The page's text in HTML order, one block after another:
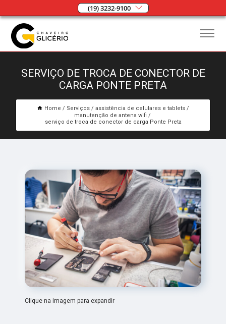
(19) 3232-9100
SERVIÇO DE TROCA DE CONECTOR DE
CARGA PONTE PRETA
Home Serviços
assistência de celulares e tablets
manutenção de antena wifi
serviço de troca de conector de carga Ponte Preta
Clique na imagem para expandir